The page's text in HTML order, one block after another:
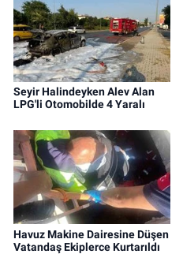
Seyir Halindeyken Alev Alan
LPG'li Otomobilde 4 Yaralı
Havuz Makine Dairesine Düşen
Vatandaş Ekiplerce Kurtarıldı